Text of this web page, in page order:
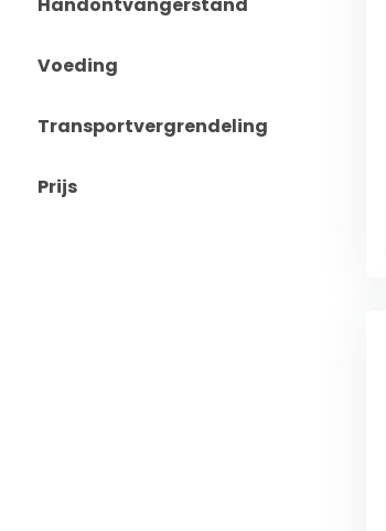
Voeding
Transportvergrendeling
Prijs